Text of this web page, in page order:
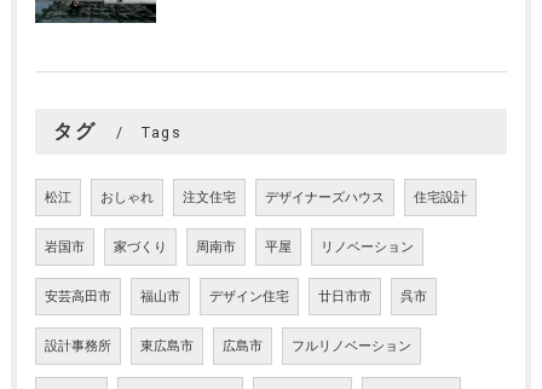
タグ Tags
松江 おしゃれ 注文住宅 デザイナーズハウス 住宅設計
岩国市 家づくり 周南市 平屋 リノベーション
安芸高田市 福山市 デザイン住宅 廿日市市 呉市
設計事務所 東広島市 広島市 フルリノベーション